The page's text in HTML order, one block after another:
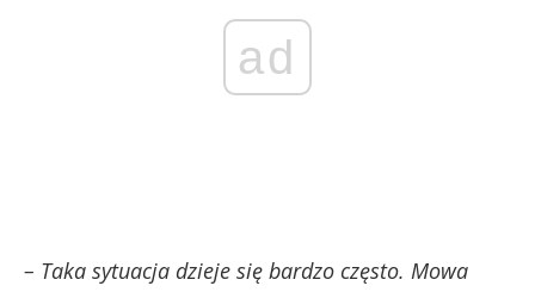
ad
– Taka sytuacja dzieje się bardzo często. Mowa